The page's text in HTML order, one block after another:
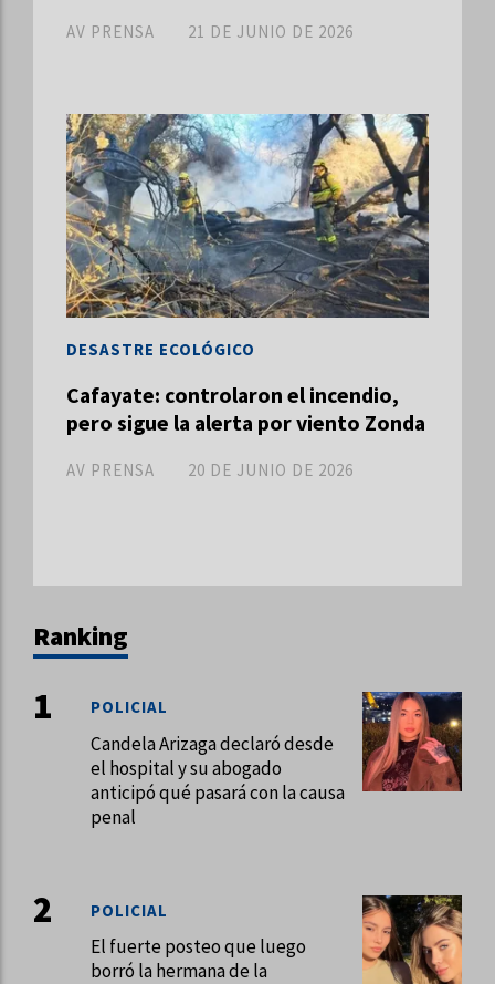
AV PRENSA 21 DE JUNIO DE 2026
Cafayate: controlaron el incendio,
pero sigue la alerta por viento Zonda
AV PRENSA
DESASTRE ECOLÓGICO
20 DE JUNIO DE 2026
Ranking
Candela Arizaga declaró desde
el hospital y su abogado
anticipó qué pasará con la causa
penal
POLICIAL
El fuerte posteo que luego
borró la hermana de la
POLICIAL